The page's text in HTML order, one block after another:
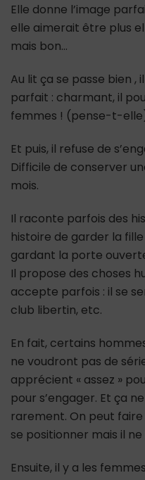
Elle donne l’image
elle aimerait être plus
mais bon…
Au lit ça se passe bien ,
parfait : charmant, il
femmes ! (pense-t-
Et puis, il refuse de
Difficile de conserver
mois.
Il raconte parfois des
histoire de garder la
gardant la porte
Il propose des choses
accepte parfois : il se
club libertin, etc.
En fait, certains
ne voudront pas de
apprécient « assez »
pour s’engager. Et ça
rarement. On peut faire
se positionner mais il
Ensuite, il y a les